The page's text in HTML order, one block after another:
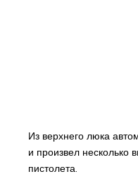
Из верхнего люка
и произвел несколько
пистолета.